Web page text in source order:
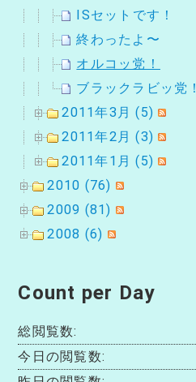
ISセットです！
終わったよ〜
オルコッ党！
ブラックラビッ党！
2011年3月 (5)
2011年2月 (3)
2011年1月 (5)
2010 (76)
2009 (81)
2008 (6)
Count per Day
総閲覧数:
今日の閲覧数: